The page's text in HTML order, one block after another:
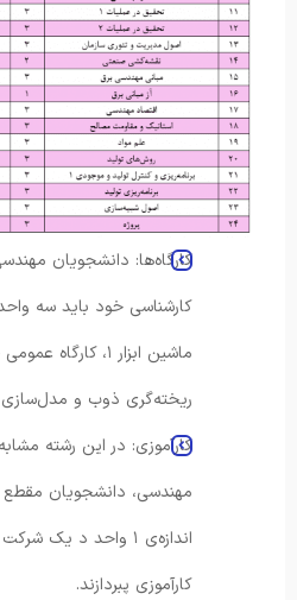
کارگاه‌ها: دانشجویان
کارشناسی خود باید سه
ماشین ابزار ۱،
ریخته‌گری ذوب و مدل‌سازی
کارآموزی: در این رشته
مهندسی، دانشجویان مقطع
اندازه‌ی ۱ واحد د
کارآموزی پبردازند.